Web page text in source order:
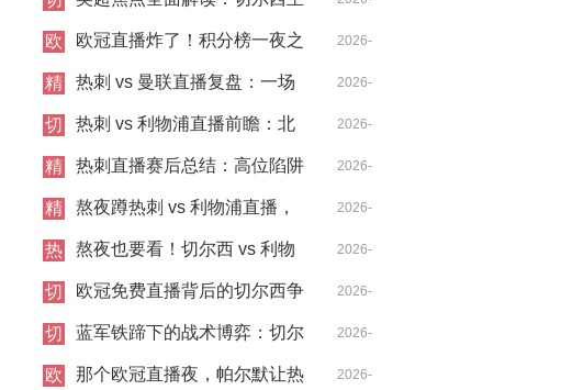
西
阵
场擒刺，欧战席位争夺白热化 04-29
欧
直
欧冠直播炸了！积分榜一夜之
间变天，我血压跟着飙升
2026-
04-26
精
集
热刺 vs 曼联直播复盘：一场
被“战术实验”毁掉的经典对决
2026-
04-14
切
西
阵
热刺 vs 利物浦直播前瞻：北
伦敦的红色风暴，谁能抢下争
冠关键三分？
2026-
04-21
精
集
热刺直播赛后总结：高位陷阱
与反击断刃的技术拆解
2026-
04-28
精
集
熬夜蹲热刺 vs 利物浦直播，
这剧情比过山车还刺激
2026-
04-18
热
对
熬夜也要看！切尔西 vs 利物
浦直播：一场互捅刀子的战术
豪赌
2026-
04-20
切
西
阵
欧冠免费直播背后的切尔西争
议：热刺球迷的狂欢与蓝军困
境
2026-
05-24
切
西
蓝军铁蹄下的战术博弈：切尔
西赛程最新动态与欧战复仇热
2026-
04-29
欧
那个欧冠直播夜，帕尔默让热 2026-